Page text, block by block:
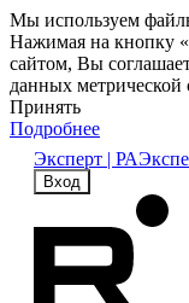
Мы используем
Нажимая на кнопку
сайтом, Вы
данных
Принять
Подробнее
Эксперт | РА
Вход